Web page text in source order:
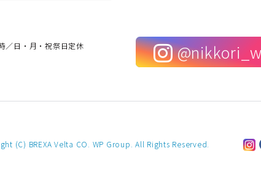
／日・月・祝祭日定休
(C) BREXA Velta CO. WP Group. All Rights Reserved.